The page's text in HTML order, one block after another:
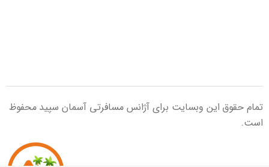
تمام حقوق این وبسایت برای آژانس مسافرتی آسمان سپید محفوظ
است.